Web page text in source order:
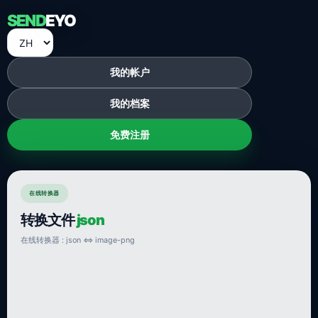
SENDEYO
我的帐户
我的档案
免费注册
在线转换器
转换文件json
在线转换器 : json ⇔ image-png